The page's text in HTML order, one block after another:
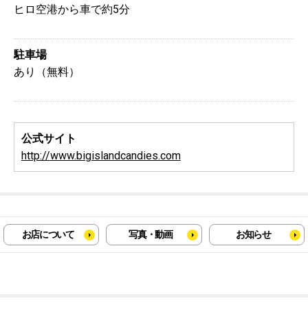
ヒロ空港から車で約5分
駐車場
あり（無料）
公式サイト
http://www.bigislandcandies.com
お店について 写真・動画 お知らせ